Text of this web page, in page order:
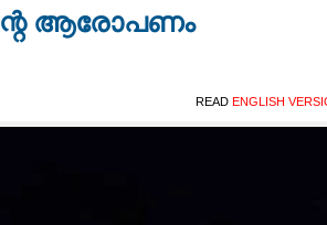
ആരോപണം
READ ENGLISH